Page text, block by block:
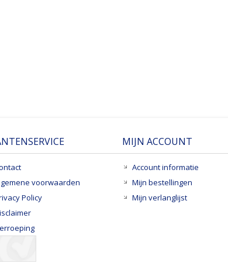
voorwaarden
Policy
MIJN ACCOUNT
Account informatie
Mijn bestellingen
Mijn verlanglijst